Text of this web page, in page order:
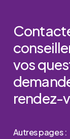
vos
rendez-
Autres pages :